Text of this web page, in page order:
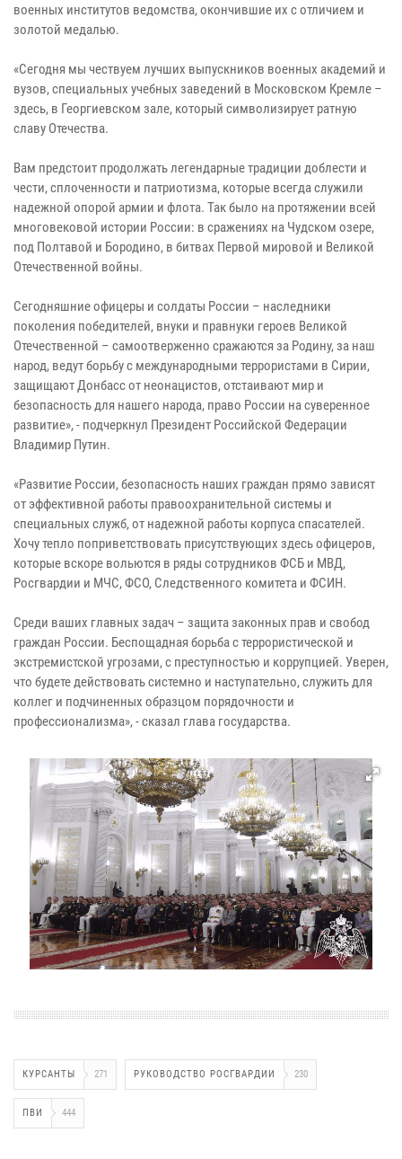
военных институтов ведомства, окончившие их с отличием и
золотой медалью.
«Сегодня мы чествуем лучших выпускников военных академий и
вузов, специальных учебных заведений в Московском Кремле –
здесь, в Георгиевском зале, который символизирует ратную
славу Отечества.
Вам предстоит продолжать легендарные традиции доблести и
чести, сплоченности и патриотизма, которые всегда служили
надежной опорой армии и флота. Так было на протяжении всей
многовековой истории России: в сражениях на Чудском озере,
под Полтавой и Бородино, в битвах Первой мировой и Великой
Отечественной войны.
Сегодняшние офицеры и солдаты России – наследники
поколения победителей, внуки и правнуки героев Великой
Отечественной – самоотверженно сражаются за Родину, за наш
народ, ведут борьбу с международными террористами в Сирии,
защищают Донбасс от неонацистов, отстаивают мир и
безопасность для нашего народа, право России на суверенное
развитие», - подчеркнул Президент Российской Федерации
Владимир Путин.
«Развитие России, безопасность наших граждан прямо зависят
от эффективной работы правоохранительной системы и
специальных служб, от надежной работы корпуса спасателей.
Хочу тепло поприветствовать присутствующих здесь офицеров,
которые вскоре вольются в ряды сотрудников ФСБ и МВД,
Росгвардии и МЧС, ФСО, Следственного комитета и ФСИН.
Среди ваших главных задач – защита законных прав и свобод
граждан России. Беспощадная борьба с террористической и
экстремистской угрозами, с преступностью и коррупцией. Уверен,
что будете действовать системно и наступательно, служить для
коллег и подчиненных образцом порядочности и
профессионализма», - сказал глава государства.
КУРСАНТЫ 271 РУКОВОДСТВО РОСГВАРДИИ 230
ПВИ 444